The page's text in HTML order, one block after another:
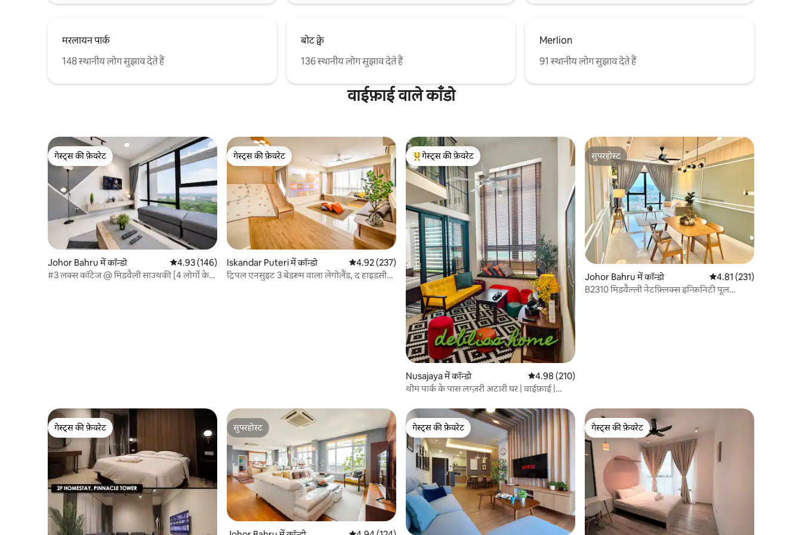
मरलायन पार्क
148 स्थानीय लोग सुझाव देते हैं
बोट क्वे
136 स्थानीय लोग सुझाव देते हैं
Merlion
91 स्थानीय लोग सुझाव देते हैं
वाईफ़ाई वाले काँडो
गेस्ट्स की फ़ेवरेट
गेस्ट्स की फ़ेवरेट
Johor Bahru में कॉन्डो औसत रेटिंग 5 में से 4.93, 146 समीक्षाएँ
4.93 (146)
#3 लक्स कॉटेज @ मिडवैली साउथकी [4 लोगों के
गेस्ट्स की फ़ेवरेट
गेस्ट्स की फ़ेवरेट
Iskandar Puteri में कॉन्डो औसत रेटिंग 5 में से 4.92, 237 समीक्षाएँ
4.92 (237)
ट्रिपल एनसुइट 3 बेडरूम वाला लेगोलैंड, द हाइडसीक
गेस्ट्स का टॉप फ़ेवरेट
गेस्ट्स की फ़ेवरेट
Nusajaya में कॉन्डो औसत रेटिंग 5 में से 4.98, 210 समीक्षाएँ
4.98 (210)
थीम पार्क के पास लग्ज़री अटारी घर | वाईफ़ाई |
सुपरहोस्ट
सुपरहोस्ट
Johor Bahru में कॉन्डो औसत रेटिंग 5 में से 4.81,
4.81 (231)
B2310 मिडवैल्ली नेटफ़्लिक्स इन्फ़िनिटी पूल
गेस्ट्स की फ़ेवरेट
गेस्ट्स की फ़ेवरेट
सुपरहोस्ट
सुपरहोस्ट
गेस्ट्स की फ़ेवरेट
गेस्ट्स की फ़ेवरेट
गेस्ट्स की फ़ेवरेट
गेस्ट्स की फ़ेवरेट